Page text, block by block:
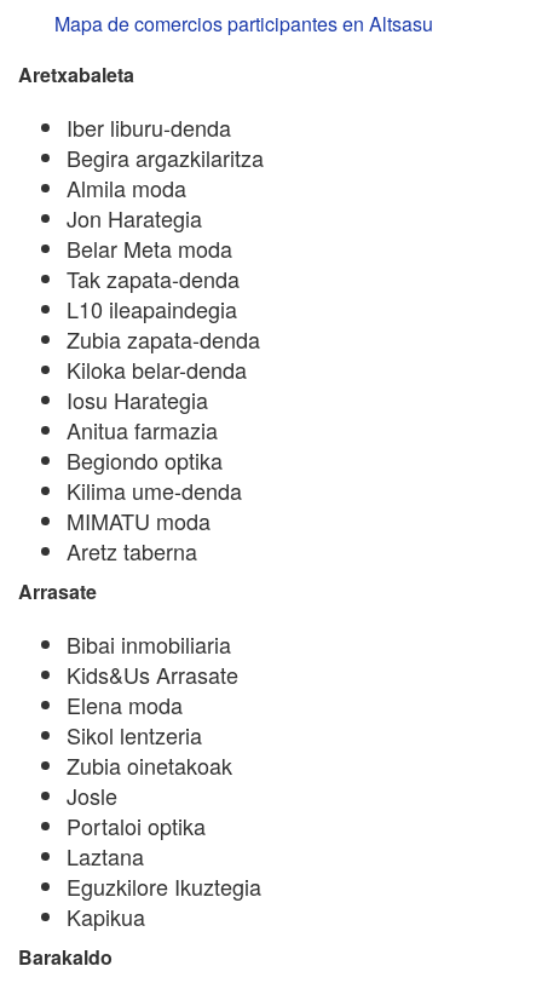
Mapa de comercios participantes en Altsasu
Aretxabaleta
Iber liburu-denda
Begira argazkilaritza
Almila moda
Jon Harategia
Belar Meta moda
Tak zapata-denda
L10 ileapaindegia
Zubia zapata-denda
Kiloka belar-denda
Iosu Harategia
Anitua farmazia
Begiondo optika
Kilima ume-denda
MIMATU moda
Aretz taberna
Arrasate
Bibai inmobiliaria
Kids&Us Arrasate
Elena moda
Sikol lentzeria
Zubia oinetakoak
Josle
Portaloi optika
Laztana
Eguzkilore Ikuztegia
Kapikua
Barakaldo